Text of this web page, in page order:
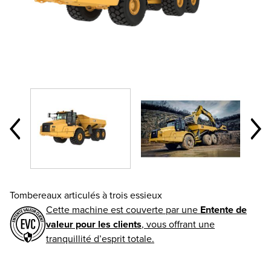
Tombereaux articulés à trois essieux
Cette machine est couverte par une Entente de
valeur pour les clients, vous offrant une
tranquillité d’esprit totale.